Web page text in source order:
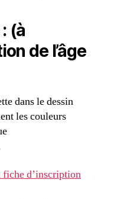
(à
de l’âge
dans le dessin
les couleurs
d’inscription